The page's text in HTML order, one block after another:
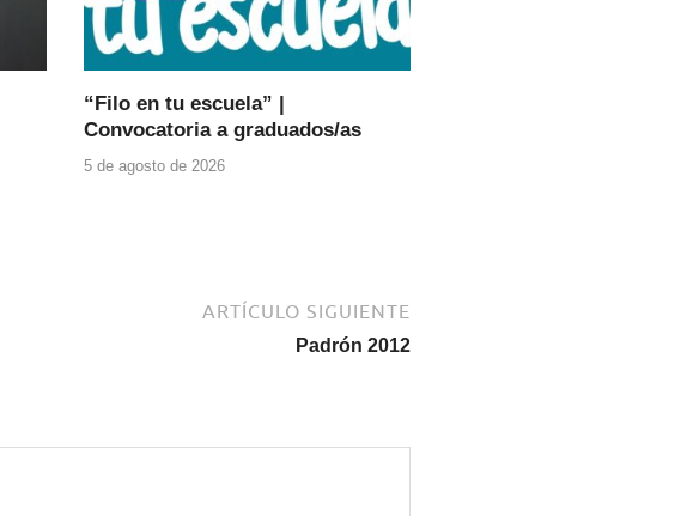
“Filo en tu escuela” |
Convocatoria a graduados/as
5 de agosto de 2026
ARTÍCULO SIGUIENTE
Padrón 2012